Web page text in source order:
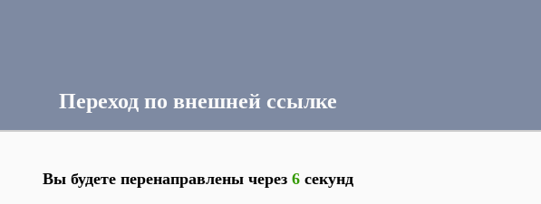
Переход по внешней ссылке
Вы будете перенаправлены через 6секунд